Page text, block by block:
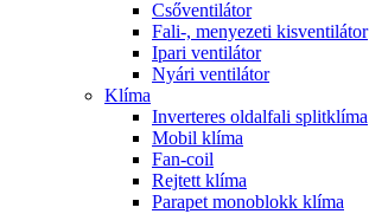
Csőventilátor
Fali-, menyezeti kisventilátor
Ipari ventilátor
Nyári ventilátor
Klíma
Inverteres oldalfali splitklíma
Mobil klíma
Fan-coil
Rejtett klíma
Parapet monoblokk klíma